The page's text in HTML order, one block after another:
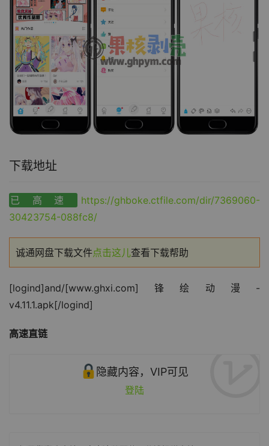
下载地址
已高速
https://ghboke.ctfile.com/dir/7369060-
30423754-088fc8/
诚通网盘下载文件点击这儿查看下载帮助
[logind]and/[www.ghxi.com]锋绘动漫-
v4.11.1.apk[/logind]
高速直链
隐藏内容，VIP可见
登陆